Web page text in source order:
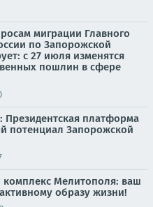
миграции Главного
по Запорожской
с 27 июля изменятся
пошлин в сфере
Президентская платформа
потенциал Запорожской
Мелитополя: ваш
образу жизни!